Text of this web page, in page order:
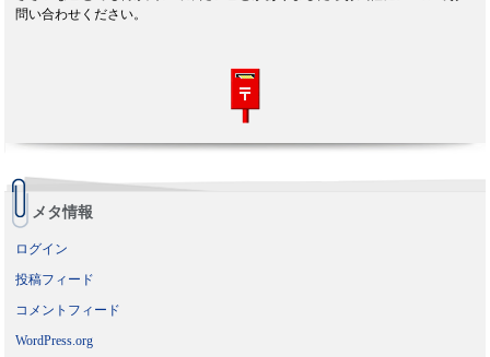
問い合わせください。
メタ情報
ログイン
投稿フィード
コメントフィード
WordPress.org